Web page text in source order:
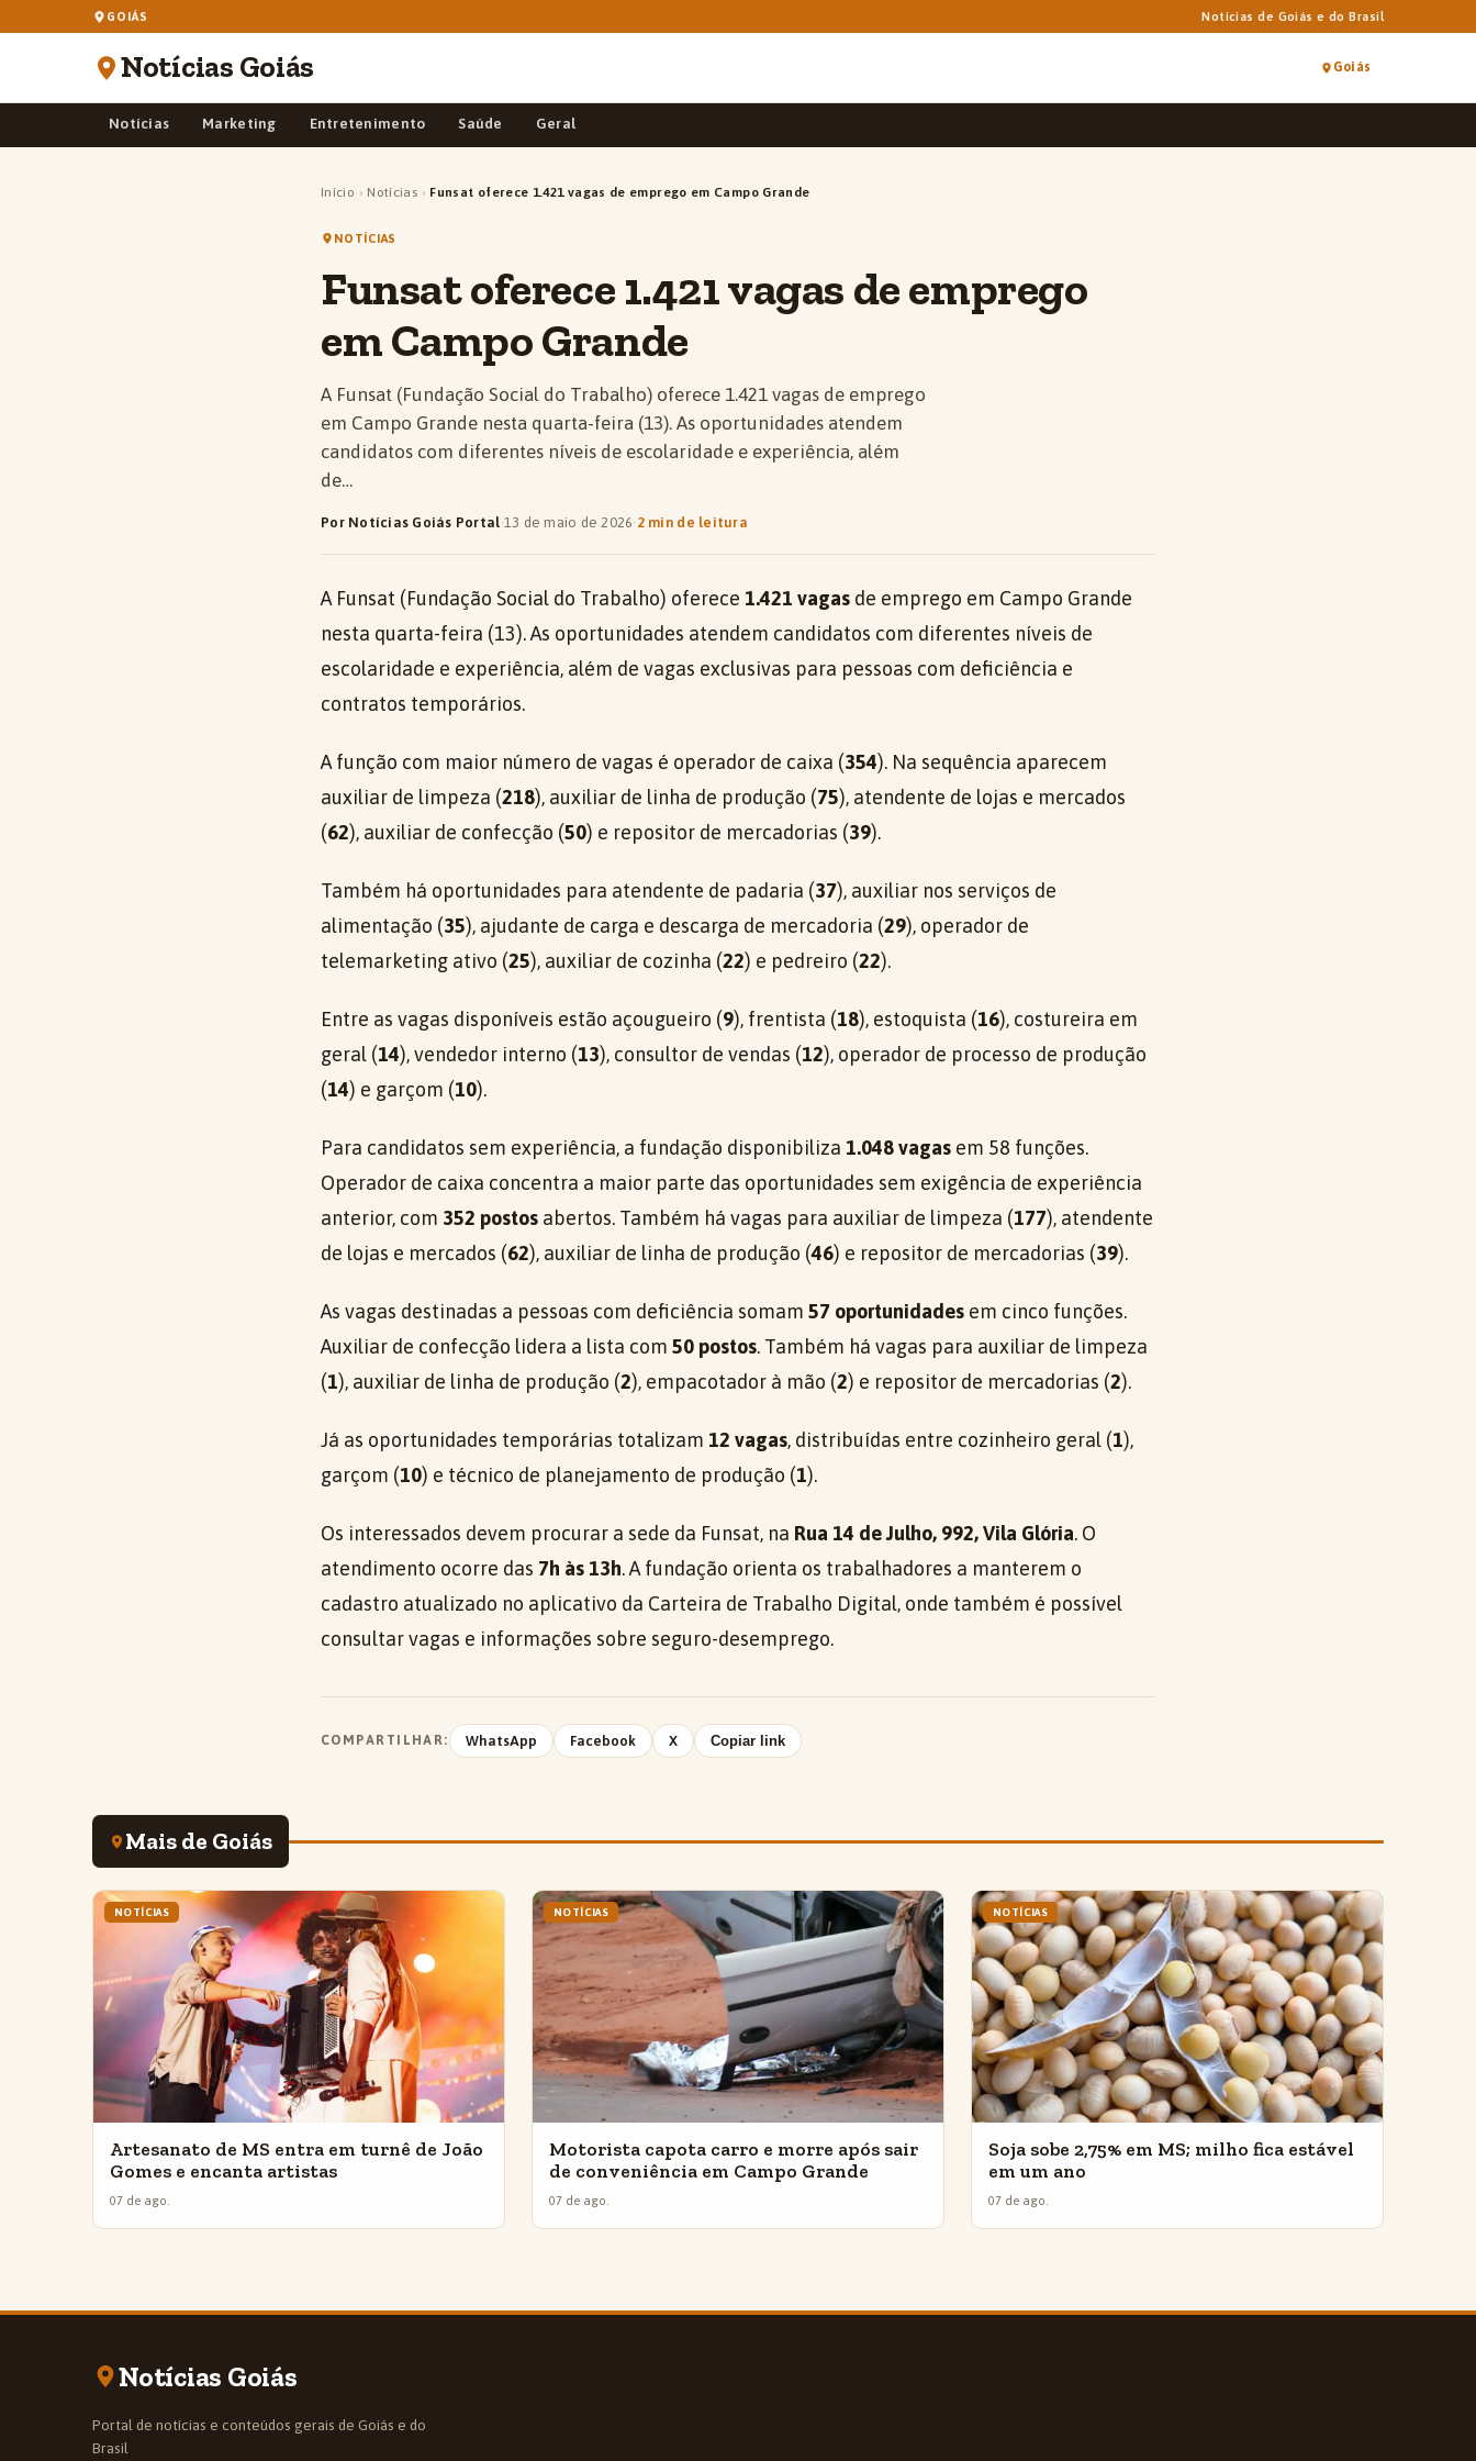
GOIÁS Notícias de Goiás e do Brasil
Notícias Goiás Goiás
Notícias Marketing Entretenimento Saúde Geral
Início › Notícias › Funsat oferece 1.421 vagas de emprego em Campo Grande
NOTÍCIAS
Funsat oferece 1.421 vagas de emprego
em Campo Grande
A Funsat (Fundação Social do Trabalho) oferece 1.421 vagas de emprego
em Campo Grande nesta quarta-feira (13). As oportunidades atendem
candidatos com diferentes níveis de escolaridade e experiência, além
de…
Por Notícias Goiás Portal·13 de maio de 2026· 2 min de leitura
A Funsat (Fundação Social do Trabalho) oferece 1.421 vagas de emprego em Campo Grande
nesta quarta-feira (13). As oportunidades atendem candidatos com diferentes níveis de
escolaridade e experiência, além de vagas exclusivas para pessoas com deficiência e
contratos temporários.
A função com maior número de vagas é operador de caixa (354). Na sequência aparecem
auxiliar de limpeza (218), auxiliar de linha de produção (75), atendente de lojas e mercados
(62), auxiliar de confecção (50) e repositor de mercadorias (39).
Também há oportunidades para atendente de padaria (37), auxiliar nos serviços de
alimentação (35), ajudante de carga e descarga de mercadoria (29), operador de
telemarketing ativo (25), auxiliar de cozinha (22) e pedreiro (22).
Entre as vagas disponíveis estão açougueiro (9), frentista (18), estoquista (16), costureira em
geral (14), vendedor interno (13), consultor de vendas (12), operador de processo de produção
(14) e garçom (10).
Para candidatos sem experiência, a fundação disponibiliza 1.048 vagas em 58 funções.
Operador de caixa concentra a maior parte das oportunidades sem exigência de experiência
anterior, com 352 postos abertos. Também há vagas para auxiliar de limpeza (177), atendente
de lojas e mercados (62), auxiliar de linha de produção (46) e repositor de mercadorias (39).
As vagas destinadas a pessoas com deficiência somam 57 oportunidades em cinco funções.
Auxiliar de confecção lidera a lista com 50 postos. Também há vagas para auxiliar de limpeza
(1), auxiliar de linha de produção (2), empacotador à mão (2) e repositor de mercadorias (2).
Já as oportunidades temporárias totalizam 12 vagas, distribuídas entre cozinheiro geral (1),
garçom (10) e técnico de planejamento de produção (1).
Os interessados devem procurar a sede da Funsat, na Rua 14 de Julho, 992, Vila Glória. O
atendimento ocorre das 7h às 13h. A fundação orienta os trabalhadores a manterem o
cadastro atualizado no aplicativo da Carteira de Trabalho Digital, onde também é possível
consultar vagas e informações sobre seguro-desemprego.
COMPARTILHAR: WhatsApp Facebook X Copiar link
Mais de Goiás
NOTÍCIAS
Artesanato de MS entra em turnê de João
Gomes e encanta artistas
07 de ago.
NOTÍCIAS
Motorista capota carro e morre após sair
de conveniência em Campo Grande
07 de ago.
NOTÍCIAS
Soja sobe 2,75% em MS; milho fica estável
em um ano
07 de ago.
Notícias Goiás
Portal de notícias e conteúdos gerais de Goiás e do
Brasil